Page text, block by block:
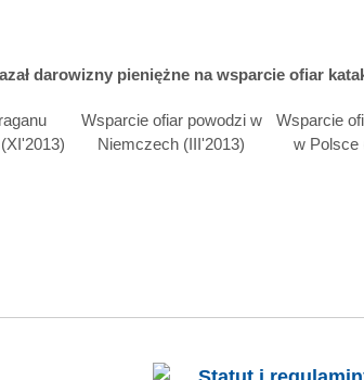
darowizny pieniężne na wsparcie ofiar
Wsparcie ofiar powodzi w
Niemczech (III'2013)
Wsparcie
w Polsce